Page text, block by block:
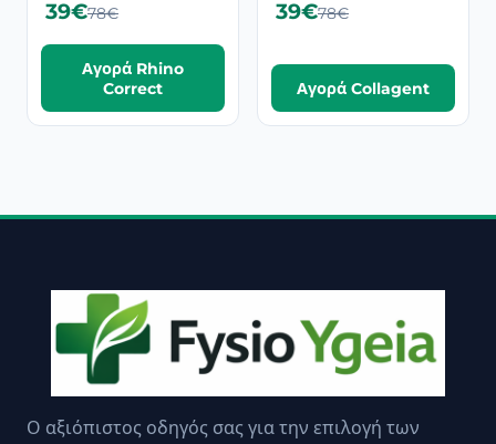
39€78€
Αγορά Rhino
Correct
39€78€
Αγορά Collagent
Ο αξιόπιστος οδηγός σας για την επιλογή των